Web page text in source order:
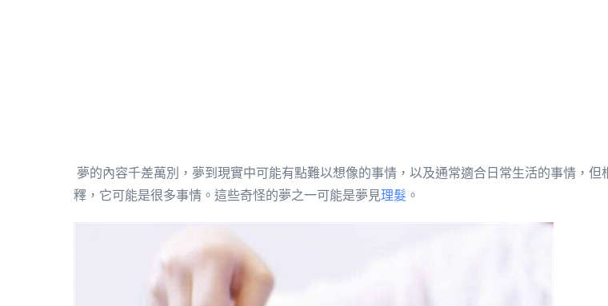
夢的內容千差萬別，夢到現實中可能有點難以想像的事情，以及通常適合日常生活的事情，但
釋，它可能是很多事情。這些奇怪的夢之一可能是夢見理髮 。